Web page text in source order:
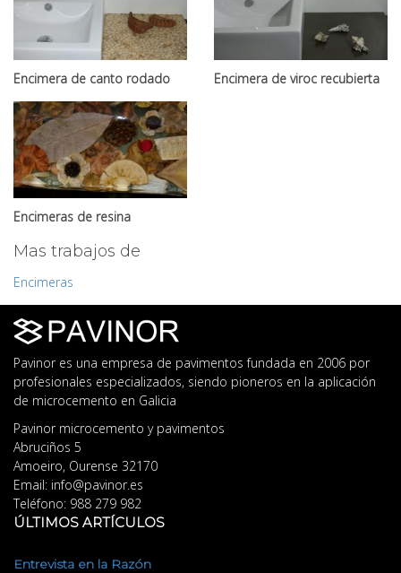
Encimera de canto rodado
Encimera de viroc recubierta
Encimeras de resina
Mas trabajos de
Encimeras
Pavinor es una empresa de pavimentos fundada en 2006 por
profesionales especializados, siendo pioneros en la aplicación
de microcemento en Galicia
Pavinor microcemento y pavimentos
Abruciños 5
Amoeiro, Ourense 32170
Email: info@pavinor.es
Teléfono: 988 279 982
ÚLTIMOS ARTÍCULOS
Entrevista en la Razón